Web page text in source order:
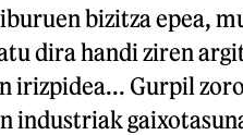
bizitza epea,
dira handi ziren
irizpidea... Gurpil
industriak